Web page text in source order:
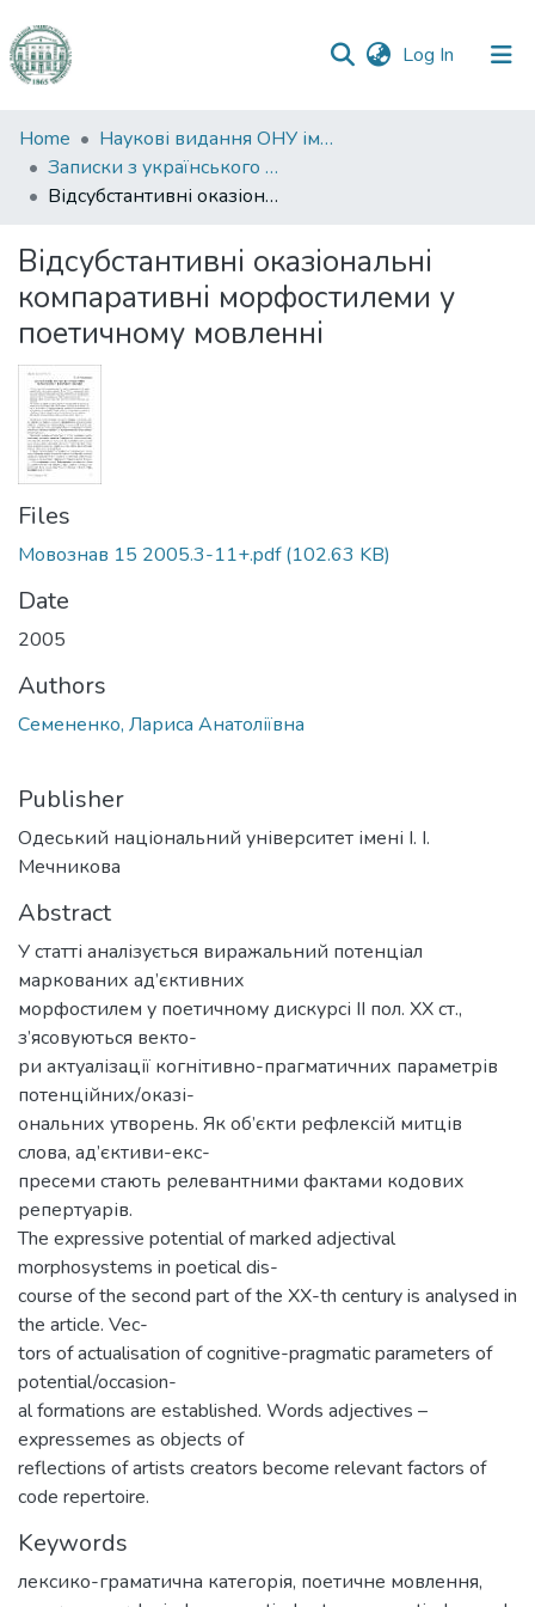
Log In (current)
Communities
&
Collections
Statistics
Home
Наукові видання ОНУ імені І. І. Мечникова
Записки з українського мовознавства
Відсубстантивні оказіональні компаративні морфостилеми у поетичному мовленні
Відсубстантивні оказіональні
компаративні морфостилеми у
поетичному мовленні
Files
Мовознав 15 2005.3-11+.pdf(102.63 KB)
Date
2005
Authors
Семененко, Лариса Анатоліївна
Publisher
Одеський національний університет імені І. І.
Мечникова
Abstract
У статті аналізується виражальний потенціал
маркованих ад’єктивних
морфостилем у поетичному дискурсі II пол. XX ст.,
з’ясовуються векто-
ри актуалізації когнітивно-прагматичних параметрів
потенційних/оказі-
ональних утворень. Як об’єкти рефлексій митців
слова, ад’єктиви-екс-
пресеми стають релевантними фактами кодових
репертуарів.
The expressive potential of marked adjectival
morphosystems in poetical dis-
course of the second part of the XX-th century is analysed in
the article. Vec-
tors of actualisation of cognitive-pragmatic parameters of
potential/occasion-
al formations are established. Words adjectives –
expressemes as objects of
reflections of artists creators become relevant factors of
code repertoire.
Keywords
лексико-граматична категорія, поетичне мовлення,